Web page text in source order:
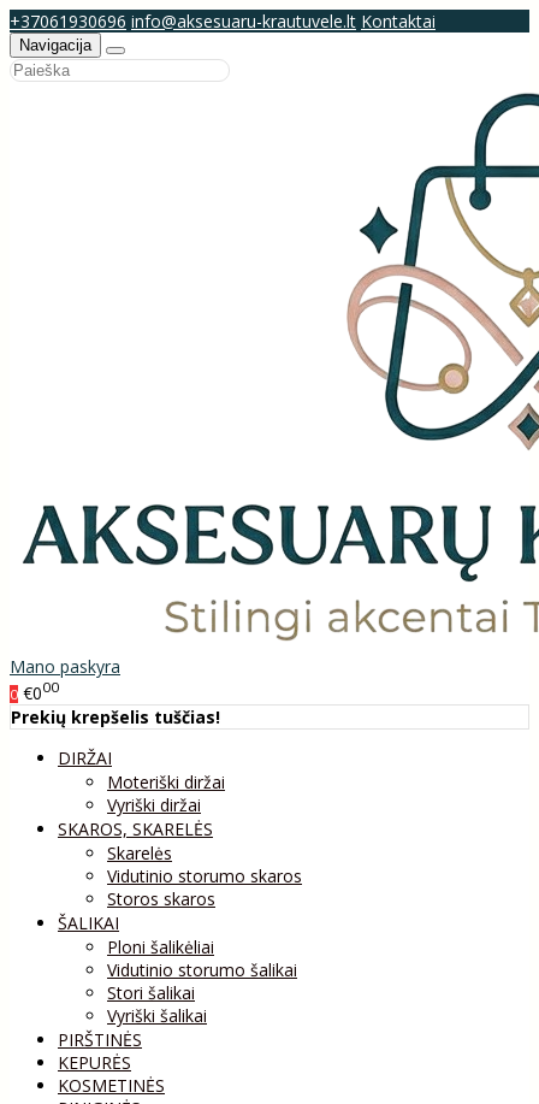
+37061930696 info@aksesuaru-krautuvele.lt Kontaktai
Navigacija
Mano paskyra
0 €000
Prekių krepšelis tuščias!
DIRŽAI
Moteriški diržai
Vyriški diržai
SKAROS, SKARELĖS
Skarelės
Vidutinio storumo skaros
Storos skaros
ŠALIKAI
Ploni šalikėliai
Vidutinio storumo šalikai
Stori šalikai
Vyriški šalikai
PIRŠTINĖS
KEPURĖS
KOSMETINĖS